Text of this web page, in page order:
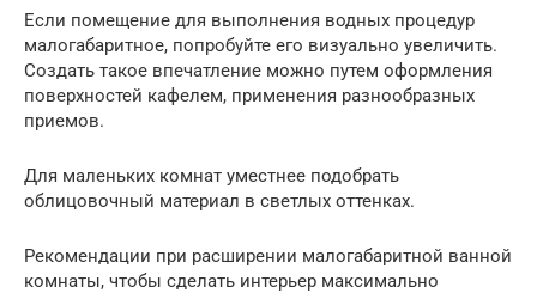
Если помещение для выполнения водных процедур
малогабаритное, попробуйте его визуально увеличить.
Создать такое впечатление можно путем оформления
поверхностей кафелем, применения разнообразных
приемов.
Для маленьких комнат уместнее подобрать
облицовочный материал в светлых оттенках.
Рекомендации при расширении малогабаритной ванной
комнаты, чтобы сделать интерьер максимально